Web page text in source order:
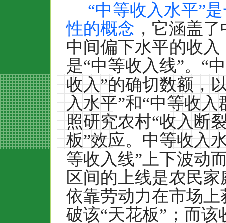
“中等收入水平”
性的概念，它涵盖了
中间偏下水平的收
是“中等收入线”。“
收入”的确切数额，
入水平”和“中等收
照研究农村“收入断
板”效应。中等收入
等收入线”上下波动
区间的上线是农民家
依靠劳动力在市场
破该“天花板”；而